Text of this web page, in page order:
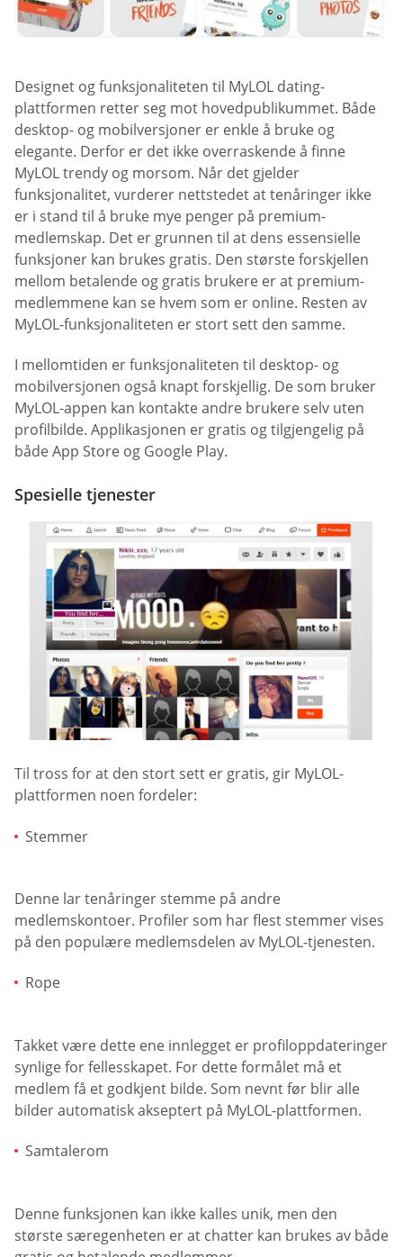
Designet og funksjonaliteten til MyLOL dating-
plattformen retter seg mot hovedpublikummet. Både
desktop- og mobilversjoner er enkle å bruke og
elegante. Derfor er det ikke overraskende å finne
MyLOL trendy og morsom. Når det gjelder
funksjonalitet, vurderer nettstedet at tenåringer ikke
er i stand til å bruke mye penger på premium-
medlemskap. Det er grunnen til at dens essensielle
funksjoner kan brukes gratis. Den største forskjellen
mellom betalende og gratis brukere er at premium-
medlemmene kan se hvem som er online. Resten av
MyLOL-funksjonaliteten er stort sett den samme.
I mellomtiden er funksjonaliteten til desktop- og
mobilversjonen også knapt forskjellig. De som bruker
MyLOL-appen kan kontakte andre brukere selv uten
profilbilde. Applikasjonen er gratis og tilgjengelig på
både App Store og Google Play.
Spesielle tjenester
Til tross for at den stort sett er gratis, gir MyLOL-
plattformen noen fordeler:
Stemmer
Denne lar tenåringer stemme på andre
medlemskontoer. Profiler som har flest stemmer vises
på den populære medlemsdelen av MyLOL-tjenesten.
Rope
Takket være dette ene innlegget er profiloppdateringer
synlige for fellesskapet. For dette formålet må et
medlem få et godkjent bilde. Som nevnt før blir alle
bilder automatisk akseptert på MyLOL-plattformen.
Samtalerom
Denne funksjonen kan ikke kalles unik, men den
største særegenheten er at chatter kan brukes av både